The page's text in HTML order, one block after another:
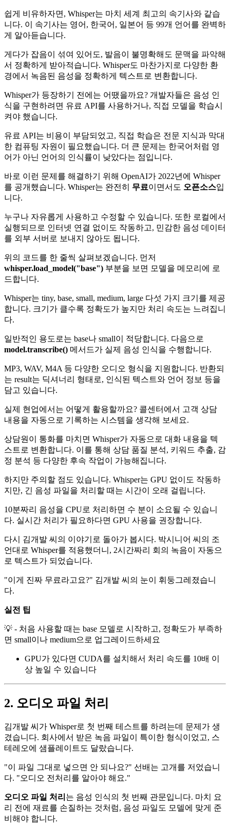
쉽게 비유하자면, Whisper는 마치 세계 최고의 속기사와 같습
니다. 이 속기사는 영어, 한국어, 일본어 등 99개 언어를 완벽하
게 알아듣습니다.
게다가 잡음이 섞여 있어도, 발음이 불명확해도 문맥을 파악해
서 정확하게 받아적습니다. Whisper도 마찬가지로 다양한 환
경에서 녹음된 음성을 정확하게 텍스트로 변환합니다.
Whisper가 등장하기 전에는 어땠을까요? 개발자들은 음성 인
식을 구현하려면 유료 API를 사용하거나, 직접 모델을 학습시
켜야 했습니다.
유료 API는 비용이 부담되었고, 직접 학습은 전문 지식과 막대
한 컴퓨팅 자원이 필요했습니다. 더 큰 문제는 한국어처럼 영
어가 아닌 언어의 인식률이 낮았다는 점입니다.
바로 이런 문제를 해결하기 위해 OpenAI가 2022년에 Whisper
를 공개했습니다. Whisper는 완전히 무료이면서도 오픈소스입
니다.
누구나 자유롭게 사용하고 수정할 수 있습니다. 또한 로컬에서
실행되므로 인터넷 연결 없이도 작동하고, 민감한 음성 데이터
를 외부 서버로 보내지 않아도 됩니다.
위의 코드를 한 줄씩 살펴보겠습니다. 먼저
whisper.load_model("base") 부분을 보면 모델을 메모리에 로
드합니다.
Whisper는 tiny, base, small, medium, large 다섯 가지 크기를 제공
합니다. 크기가 클수록 정확도가 높지만 처리 속도는 느려집니
다.
일반적인 용도로는 base나 small이 적당합니다. 다음으로
model.transcribe() 메서드가 실제 음성 인식을 수행합니다.
MP3, WAV, M4A 등 다양한 오디오 형식을 지원합니다. 반환되
는 result는 딕셔너리 형태로, 인식된 텍스트와 언어 정보 등을
담고 있습니다.
실제 현업에서는 어떻게 활용할까요? 콜센터에서 고객 상담
내용을 자동으로 기록하는 시스템을 생각해 보세요.
상담원이 통화를 마치면 Whisper가 자동으로 대화 내용을 텍
스트로 변환합니다. 이를 통해 상담 품질 분석, 키워드 추출, 감
정 분석 등 다양한 후속 작업이 가능해집니다.
하지만 주의할 점도 있습니다. Whisper는 GPU 없이도 작동하
지만, 긴 음성 파일을 처리할 때는 시간이 오래 걸립니다.
10분짜리 음성을 CPU로 처리하면 수 분이 소요될 수 있습니
다. 실시간 처리가 필요하다면 GPU 사용을 권장합니다.
다시 김개발 씨의 이야기로 돌아가 봅시다. 박시니어 씨의 조
언대로 Whisper를 적용했더니, 2시간짜리 회의 녹음이 자동으
로 텍스트가 되었습니다.
"이게 진짜 무료라고요?" 김개발 씨의 눈이 휘둥그레졌습니
다.
실전 팁
💡 - 처음 사용할 때는 base 모델로 시작하고, 정확도가 부족하
면 small이나 medium으로 업그레이드하세요
GPU가 있다면 CUDA를 설치해서 처리 속도를 10배 이
상 높일 수 있습니다
2. 오디오 파일 처리
김개발 씨가 Whisper로 첫 번째 테스트를 하려는데 문제가 생
겼습니다. 회사에서 받은 녹음 파일이 특이한 형식이었고, 스
테레오에 샘플레이트도 달랐습니다.
"이 파일 그대로 넣으면 안 되나요?" 선배는 고개를 저었습니
다. "오디오 전처리를 알아야 해요."
오디오 파일 처리 는 음성 인식의 첫 번째 관문입니다. 마치 요
리 전에 재료를 손질하는 것처럼, 음성 파일도 모델에 맞게 준
비해야 합니다.